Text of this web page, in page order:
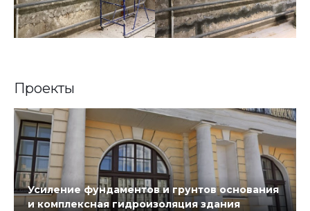
Проекты
Усиление фундаментов и грунтов основания
и комплексная гидроизоляция здания